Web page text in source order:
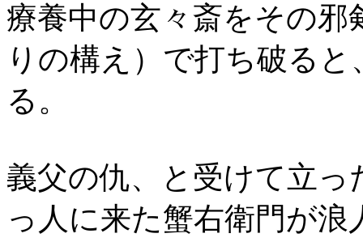
療養中の玄々斎をその
りの構え）で打ち破る
る。
義父の仇、と受けて立
っ人に来た蟹右衛門が